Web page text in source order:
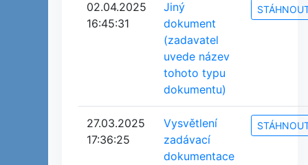
02.04.2025
16:45:31
Jiný
dokument
(zadavatel
uvede název
tohoto typu
dokumentu)
27.03.2025
17:36:25
Vysvětlení
zadávací
dokumentace